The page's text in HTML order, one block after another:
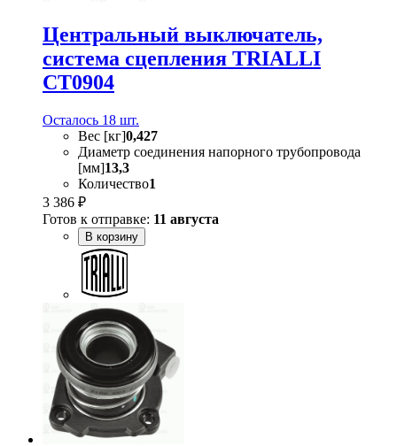
Центральный выключатель,
система сцепления TRIALLI
CT0904
Осталось 18 шт.
Вес [кг]0,427
Диаметр соединения напорного трубопровода
[мм]13,3
Количество1
3 386 ₽
Готов к отправке: 11 августа
В корзину